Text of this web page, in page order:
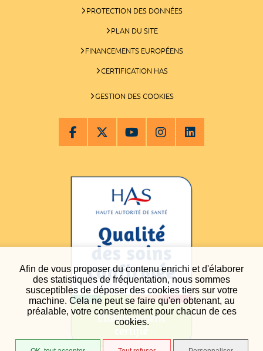
Afin de vous proposer du contenu enrichi et d'élaborer
des statistiques de fréquentation, nous sommes
susceptibles de déposer des cookies tiers sur votre
machine. Cela ne peut se faire qu'en obtenant, au
préalable, votre consentement pour chacun de ces
cookies.
PROTECTION DES DONNÉES
PLAN DU SITE
FINANCEMENTS EUROPÉENS
CERTIFICATION HAS
GESTION DES COOKIES